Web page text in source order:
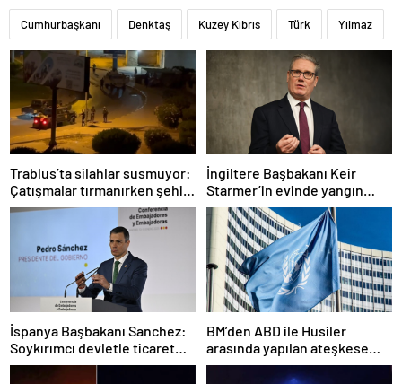
Cumhurbaşkanı Denktaş Kuzey Kıbrıs Türk Yılmaz
Trablus’ta silahlar susmuyor:
Çatışmalar tırmanırken şehir
alarmda
İngiltere Başbakanı Keir
Starmer’in evinde yangın
çıktı
İspanya Başbakanı Sanchez:
Soykırımcı devletle ticaret
yapmayız
BM’den ABD ile Husiler
arasında yapılan ateşkese
ilişkin değerlendirme